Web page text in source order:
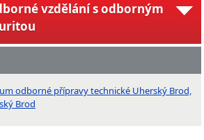
vzdělání s odborným
odborné přípravy technické Uherský Brod,
Brod